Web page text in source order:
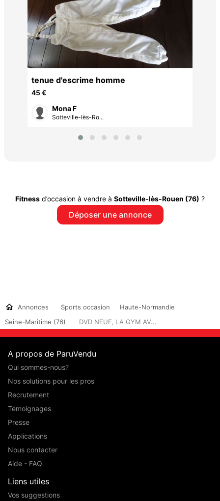
tenue d'escrime homme
45 €
Mona F
Sotteville-lès-Ro...
Fitness d’occasion à vendre à Sotteville-lès-Rouen (76) ?
Déposer une annonce
Annonces Sports occasion
Haute-Normandie
Seine-Maritime (76)
DVD NEUF, LA GYM AV...
A propos de ParuVendu
Qui sommes-nous?
Nos solutions pour les pros
Recrutement
Témoignages
Presse
Applications
Nous contacter
Aide - FAQ
Liens utiles
Vos suggestions